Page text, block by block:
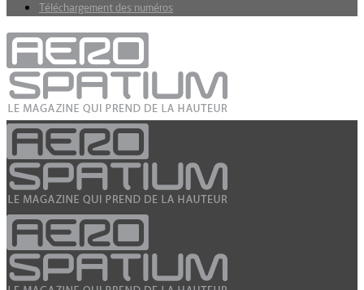
Téléchargement des numéros